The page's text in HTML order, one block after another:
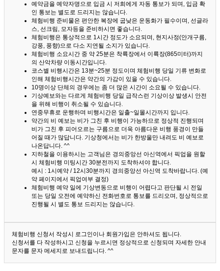
예약금을 예약자명으로 입금 시 저희에게 자동 통보가 되며, 입금 확
인 통보는 별도로 드리지는 않습니다.
체험비행 준비물은 편안한 복장에 굽낮은 운동화가 필수이며, 선글라
스, 선크림, 모자등을 준비하시면 좋습니다.
체험비행은 통상적으로 1시간 정도가 소요되며, 현지사정(안개구름,
강풍, 풍향)으로 다소 지연될 소지가 있습니다.
체험비행 소요시간 중 약 25분은 착륙장에서 이륙장(865미터)까지
의 산악차량 이동시간입니다.
코스별 비행시간은 13분~25분 정도이며 체험비행 당일 기류 변화로
인해 체험비행시간은 약간의 가감이 있을 수 있습니다.
10명이상 단체의 경우에는 좀 더 많은 시간이 소요될 수 있습니다.
기상예보와는 다르게 체험비행 당일 급작스런 기상이상 발생시 안전
을 위해 비행이 취소될 수 있습니다.
연중무휴로 운행하며 비행시간은 일출~일몰시간까지 입니다.
약간의 비 예보는 비가 그친 후 비행이 가능하므로 정상적 진행되며
비가 그친 후 피어오르는 구름으로 더욱 아름다운 비행 풍경이 만들
어질 때가 많답니다. 기상청에서는 비가 한방울만 내려도 비 예보로
나온답니다. ^^
지하철을 이용하시는 고객님은 경의중앙선 아신역에서 픽업을 원할
시 체험비행 미팅시간 30분전까지 도착하셔야 합니다.
예시 : 1시예약 / 12시30분까지 경의중앙선 아신역 도착바랍니다. (예
약 페이지에서 픽업여부 결정)
체험비행 예약 일에 기상변동으로 비행이 어렵다고 판단될 시 전일
또는 당일 오전에 예약하신 전화번호로 통보를 드리오며, 정상적으로
진행될 시 별도 통보 드리지는 않습니다.
체험비행 신청서 작성시 로그인이나 회원가입은 안하셔도 됩니다.
신청서를 다 작성하시고 신청을 누르시면 정상적으로 신청되며 자세한 안내
문자를 문자 메세지로 보내드립니다. ^^